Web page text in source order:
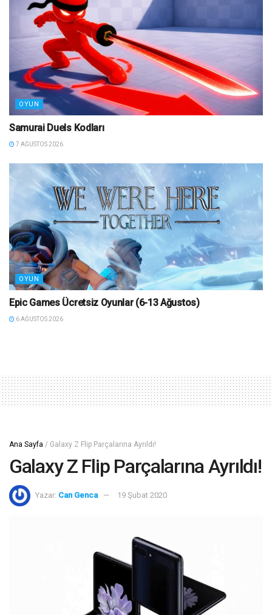
OYUN
Samurai Duels Kodları
7 AĞUSTOS 2026
OYUN
Epic Games Ücretsiz Oyunlar (6-13 Ağustos)
6 AĞUSTOS 2026
Ana Sayfa / Galaxy Z Flip Parçalarına Ayrıldı!
Galaxy Z Flip Parçalarına Ayrıldı!
Yazar: Can Genca 19 Şubat 2020